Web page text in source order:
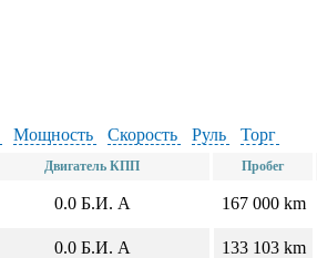
Мощность Скорость Руль Торг
Двигатель КПП Пробег
0.0 Б.И. А 167 000 km
0.0 Б.И. А 133 103 km